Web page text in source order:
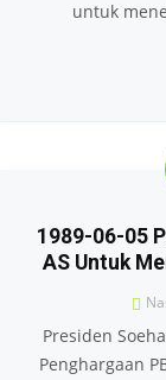
untuk
1989-06-05
AS Untuk
Presiden
Penghargaan